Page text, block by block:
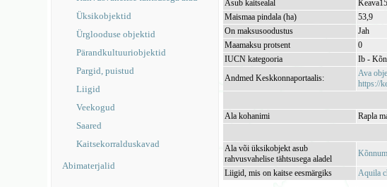
Üksikobjektid
Ürglooduse objektid
Pärandkultuuriobjektid
Pargid, puistud
Liigid
Veekogud
Saared
Kaitsekorralduskavad
Abimaterjalid
Asub kaitsealal
Maismaa pindala (ha)
53,9
On maksusoodustus
Jah
Maamaksu protsent
0
IUCN kategooria
Ib -
Andmed Keskkonnaportaalis:
Ava
https://
Ala kohanimi
Rapla
Ala või üksikobjekt asub
rahvusvahelise tähtsusega aladel
Liigid, mis on kaitse eesmärgiks
Aquila